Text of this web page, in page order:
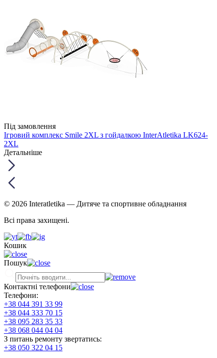
Під замовлення
Ігровий комплекс Smile 2XL з гойдалкою InterAtletika LK624-
2XL
Детальніше
© 2026 Interatletika — Дитяче та спортивне обладнання
Всі права захищені.
Кошик
Пошук
Контактні телефони
Телефони:
+38 044 391 33 99
+38 044 333 70 15
+38 095 283 35 33
+38 068 044 04 04
З питань ремонту звертатись:
+38 050 322 04 15